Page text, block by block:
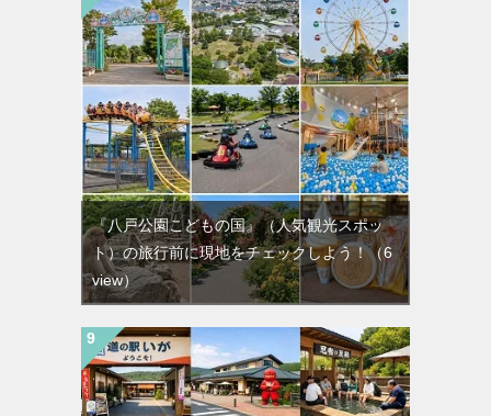
『八戸公園こどもの国』（人気観光スポッ
ト）の旅行前に現地をチェックしよう！（6
view）